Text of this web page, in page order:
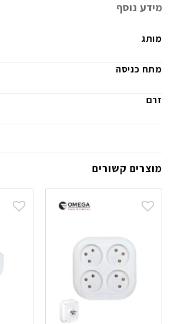
מידע נוסף
מותג
מתח כניסה
זרם
מוצרים קשורים